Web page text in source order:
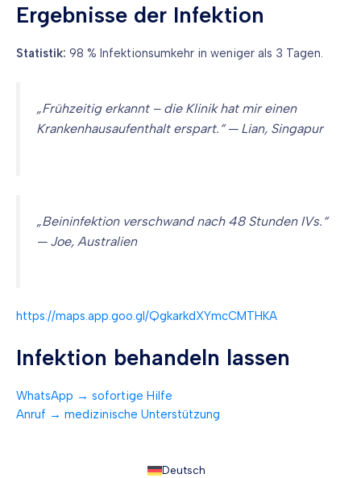
Ergebnisse der Infektion
Statistik: 98 % Infektionsumkehr in weniger als 3 Tagen.
„Frühzeitig erkannt – die Klinik hat mir einen
Krankenhausaufenthalt erspart.“ — Lian, Singapur
„Beininfektion verschwand nach 48 Stunden IVs.“
— Joe, Australien
https://maps.app.goo.gl/QgkarkdXYmcCMTHKA
Infektion behandeln lassen
WhatsApp → sofortige Hilfe
Anruf → medizinische Unterstützung
Deutsch